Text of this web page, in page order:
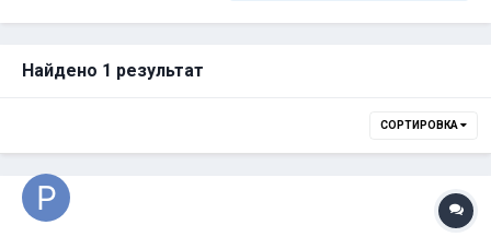
Найдено 1 результат
СОРТИРОВКА